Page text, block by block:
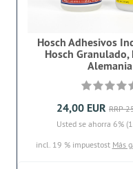
Hosch Adhesivos
Hosch Granulado,
Alemania
24,00 EUR RRP
Usted se ahorra 6%
incl. 19 % impuestost Más